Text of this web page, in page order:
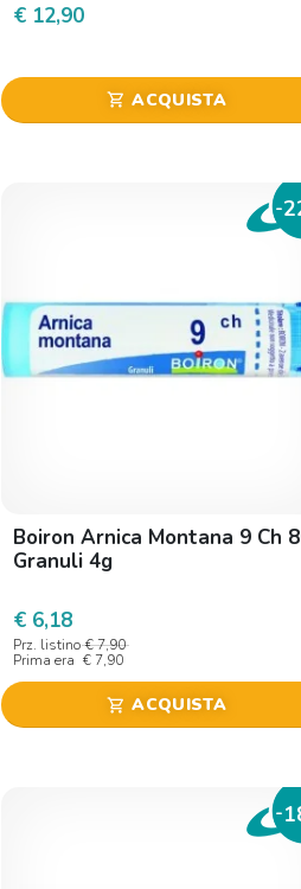
€ 12,90
shopping_cart ACQUISTA
-
Boiron Arnica Montana 9 Ch
Granuli 4g
€ 6,18
Prz. listino € 7,90
Prima era € 7,90
shopping_cart ACQUISTA
-